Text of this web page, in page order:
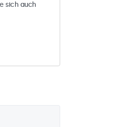
sich auch